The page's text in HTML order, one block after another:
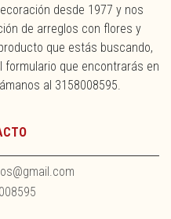
desde 1977 y nos
de arreglos con flores y
que estás buscando,
que encontrarás en
al 3158008595.